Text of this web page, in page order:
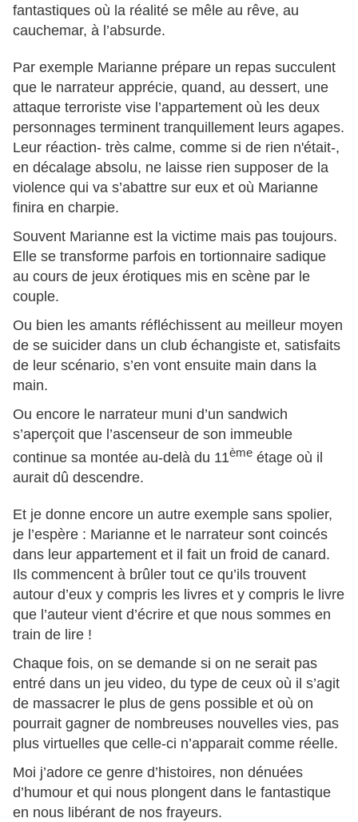
fantastiques où la réalité se mêle au rêve, au
cauchemar, à l’absurde.
Par exemple Marianne prépare un repas succulent
que le narrateur apprécie, quand, au dessert, une
attaque terroriste vise l’appartement où les deux
personnages terminent tranquillement leurs agapes.
Leur réaction- très calme, comme si de rien n'était-,
en décalage absolu, ne laisse rien supposer de la
violence qui va s’abattre sur eux et où Marianne
finira en charpie.
Souvent Marianne est la victime mais pas toujours.
Elle se transforme parfois en tortionnaire sadique
au cours de jeux érotiques mis en scène par le
couple.
Ou bien les amants réfléchissent au meilleur moyen
de se suicider dans un club échangiste et, satisfaits
de leur scénario, s’en vont ensuite main dans la
main.
Ou encore le narrateur muni d’un sandwich
s’aperçoit que l’ascenseur de son immeuble
continue sa montée au-delà du 11ème étage où il
aurait dû descendre.
Et je donne encore un autre exemple sans spolier,
je l’espère : Marianne et le narrateur sont coincés
dans leur appartement et il fait un froid de canard.
Ils commencent à brûler tout ce qu’ils trouvent
autour d’eux y compris les livres et y compris le livre
que l’auteur vient d’écrire et que nous sommes en
train de lire !
Chaque fois, on se demande si on ne serait pas
entré dans un jeu video, du type de ceux où il s’agit
de massacrer le plus de gens possible et où on
pourrait gagner de nombreuses nouvelles vies, pas
plus virtuelles que celle-ci n’apparait comme réelle.
Moi j’adore ce genre d’histoires, non dénuées
d’humour et qui nous plongent dans le fantastique
en nous libérant de nos frayeurs.